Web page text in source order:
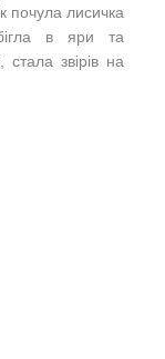
почула лисичка
в яри та
звірів на